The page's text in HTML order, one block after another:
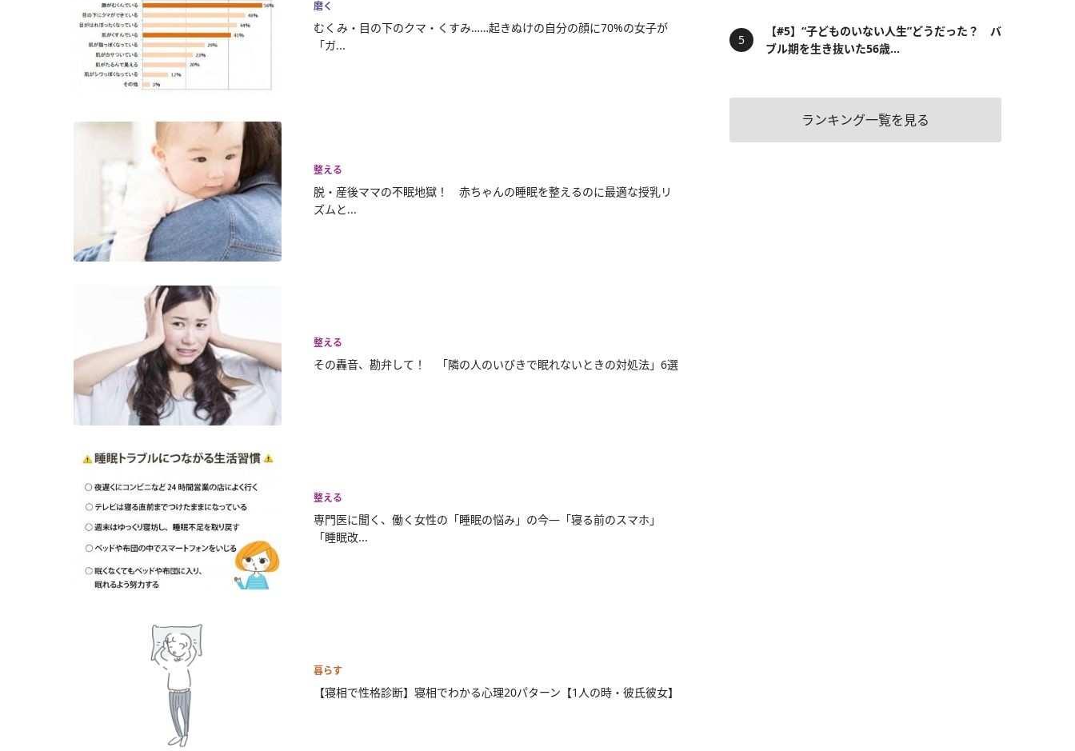
磨く
むくみ・目の下のクマ・くすみ……起きぬけの自分の顔に70%の女子が
「ガ...
整える
脱・産後ママの不眠地獄！ 赤ちゃんの睡眠を整えるのに最適な授乳リ
ズムと...
整える
その轟音、勘弁して！ 「隣の人のいびきで眠れないときの対処法」6選
整える
専門医に聞く、働く女性の「睡眠の悩み」の今―「寝る前のスマホ」
「睡眠改...
暮らす
【寝相で性格診断】寝相でわかる心理20パターン【1人の時・彼氏彼女】
【#5】“子どものいない人生”どうだった？ バ
ブル期を生き抜いた56歳...
ランキング一覧を見る